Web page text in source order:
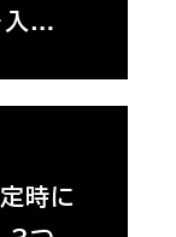
入…
時に